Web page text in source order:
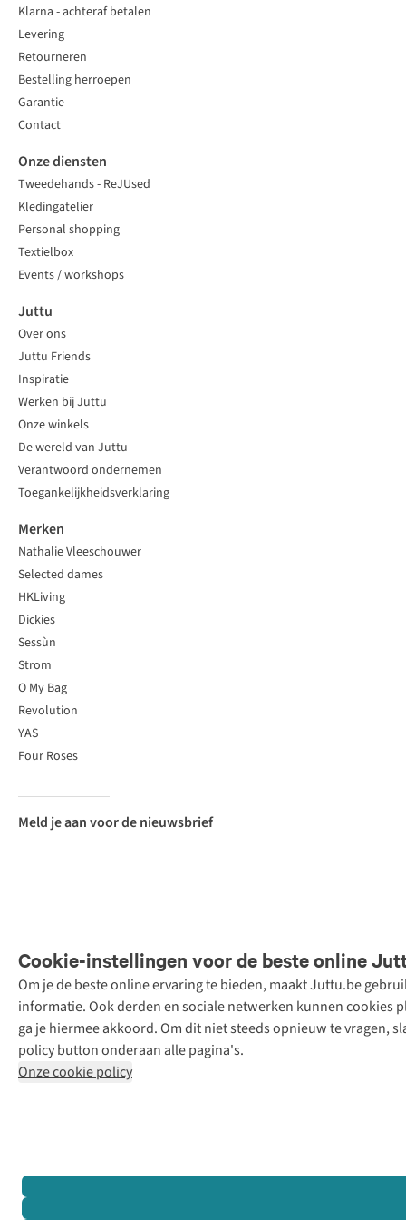
Cookie-instellingen voor de beste online
Om je de beste online ervaring te bieden, maakt Juttu.be
informatie. Ook derden en sociale netwerken kunnen cookies
ga je hiermee akkoord. Om dit niet steeds opnieuw te vragen,
policy button onderaan alle pagina's.
Onze cookie policy
Klarna - achteraf betalen
Levering
Retourneren
Bestelling herroepen
Garantie
Contact
Onze diensten
Tweedehands - ReJUsed
Kledingatelier
Personal shopping
Textielbox
Events / workshops
Juttu
Over ons
Juttu Friends
Inspiratie
Werken bij Juttu
Onze winkels
De wereld van Juttu
Verantwoord ondernemen
Toegankelijkheidsverklaring
Merken
Nathalie Vleeschouwer
Selected dames
HKLiving
Dickies
Sessùn
Strom
O My Bag
Revolution
YAS
Four Roses
Meld je aan voor de nieuwsbrief
Retail Concepts
N.V.,
Smallandlaan
9, 2660
BTW BE
0416.762.280